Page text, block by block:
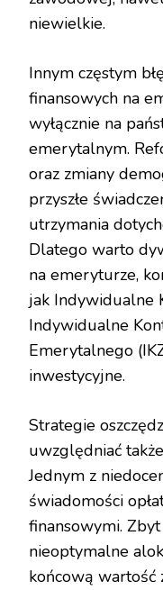
niewielkie.
Innym częstym
finansowych na
wyłącznie na
emerytalnym.
oraz zmiany
przyszłe
utrzymania
Dlatego warto
na emeryturze,
jak Indywidualne
Indywidualne
Emerytalnego
inwestycyjne.
Strategie
uwzględniać
Jednym z
świadomości
finansowymi.
nieoptymalne
końcową wartość